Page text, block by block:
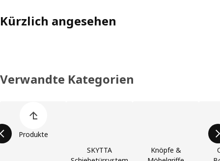
Kürzlich angesehen
Verwandte Kategorien
Produkte
SKYTTA
Knöpfe &